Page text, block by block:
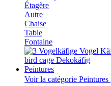
Étagère
Autre
Chaise
Table
Fontaine
Peintures
Voir la catégorie Peintures